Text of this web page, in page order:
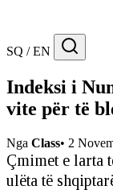
SQ / EN
Indeksi i
vite për të
Nga Class• 2
Çmimet e larta
ulëta të